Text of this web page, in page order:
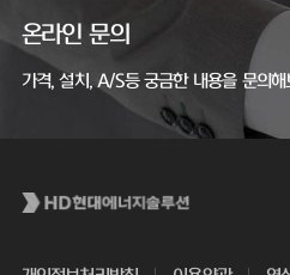
온라인 문의
가격, 설치, A/S등 궁금한 내용을 문의해